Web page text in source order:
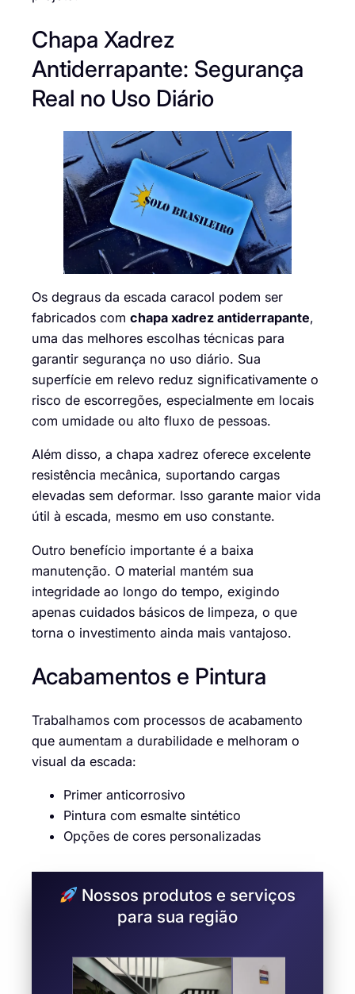
Chapa Xadrez
Antiderrapante: Segurança
Real no Uso Diário
Os degraus da escada caracol podem ser
fabricados com chapa xadrez antiderrapante,
uma das melhores escolhas técnicas para
garantir segurança no uso diário. Sua
superfície em relevo reduz significativamente o
risco de escorregões, especialmente em locais
com umidade ou alto fluxo de pessoas.
Além disso, a chapa xadrez oferece excelente
resistência mecânica, suportando cargas
elevadas sem deformar. Isso garante maior vida
útil à escada, mesmo em uso constante.
Outro benefício importante é a baixa
manutenção. O material mantém sua
integridade ao longo do tempo, exigindo
apenas cuidados básicos de limpeza, o que
torna o investimento ainda mais vantajoso.
Acabamentos e Pintura
Trabalhamos com processos de acabamento
que aumentam a durabilidade e melhoram o
visual da escada:
Primer anticorrosivo
Pintura com esmalte sintético
Opções de cores personalizadas
Nossos produtos e serviços
para sua região